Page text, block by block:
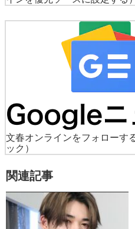
文春オンラインをフォローす
ック）
関連記事